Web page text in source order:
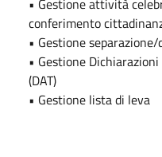
conferimento
• Gestione
• Gestione
(DAT)
• Gestione lista di leva